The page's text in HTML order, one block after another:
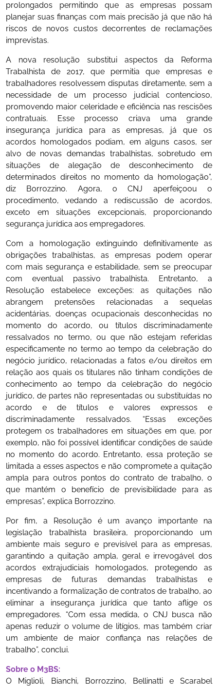
prolongados permitindo que as empresas possam
planejar suas finanças com mais precisão já que não há
riscos de novos custos decorrentes de reclamações
imprevistas.
A nova resolução substitui aspectos da Reforma
Trabalhista de 2017, que permitia que empresas e
trabalhadores resolvessem disputas diretamente, sem a
necessidade de um processo judicial contencioso,
promovendo maior celeridade e eficiência nas rescisões
contratuais. Esse processo criava uma grande
insegurança jurídica para as empresas, já que os
acordos homologados podiam, em alguns casos, ser
alvo de novas demandas trabalhistas, sobretudo em
situações de alegação de desconhecimento de
determinados direitos no momento da homologação”,
diz Borrozzino. Agora, o CNJ aperfeiçoou o
procedimento, vedando a rediscussão de acordos,
exceto em situações excepcionais, proporcionando
segurança jurídica aos empregadores.
Com a homologação extinguindo definitivamente as
obrigações trabalhistas, as empresas podem operar
com mais segurança e estabilidade, sem se preocupar
com eventual passivo trabalhista. Entretanto, a
Resolução estabelece exceções: as quitações não
abrangem pretensões relacionadas a sequelas
acidentárias, doenças ocupacionais desconhecidas no
momento do acordo, ou títulos discriminadamente
ressalvados no termo, ou que não estejam referidas
especificamente no termo ao tempo da celebração do
negócio jurídico, relacionadas a fatos e/ou direitos em
relação aos quais os titulares não tinham condições de
conhecimento ao tempo da celebração do negócio
jurídico, de partes não representadas ou substituídas no
acordo e de títulos e valores expressos e
discriminadamente ressalvados. “Essas exceções
protegem os trabalhadores em situações em que, por
exemplo, não foi possível identificar condições de saúde
no momento do acordo. Entretanto, essa proteção se
limitada a esses aspectos e não compromete a quitação
ampla para outros pontos do contrato de trabalho, o
que mantém o benefício de previsibilidade para as
empresas”, explica Borrozzino.
Por fim, a Resolução é um avanço importante na
legislação trabalhista brasileira, proporcionando um
ambiente mais seguro e previsível para as empresas,
garantindo a quitação ampla, geral e irrevogável dos
acordos extrajudiciais homologados, protegendo as
empresas de futuras demandas trabalhistas e
incentivando a formalização de contratos de trabalho, ao
eliminar a insegurança jurídica que tanto aflige os
empregadores. “Com essa medida, o CNJ busca não
apenas reduzir o volume de litígios, mas também criar
um ambiente de maior confiança nas relações de
trabalho”, conclui.
Sobre o M3BS:
O Miglioli, Bianchi, Borrozzino, Bellinatti e Scarabel